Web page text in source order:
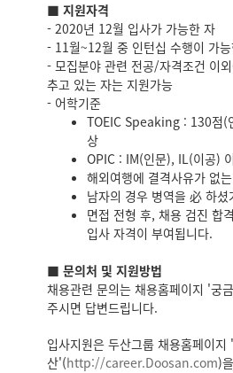
■ 지원자격
- 2020년 12월 입사가 가능한 자
- 11월~12월 중 인턴십 수행이 가
- 모집분야 관련 전공/자격조건 이
추고 있는 자는 지원가능
- 어학기준
TOEIC Speaking : 130점(
상
OPIC : IM(인문), IL(이공)
해외여행에 결격사유가 없
남자의 경우 병역을 必 하
면접 전형 후, 채용 검진 합
입사 자격이 부여됩니다.
■ 문의처 및 지원방법
채용관련 문의는 채용홈페이지 '궁
주시면 답변드립니다.
입사지원은 두산그룹 채용홈페이지
산'(http://career.Doosan.com)